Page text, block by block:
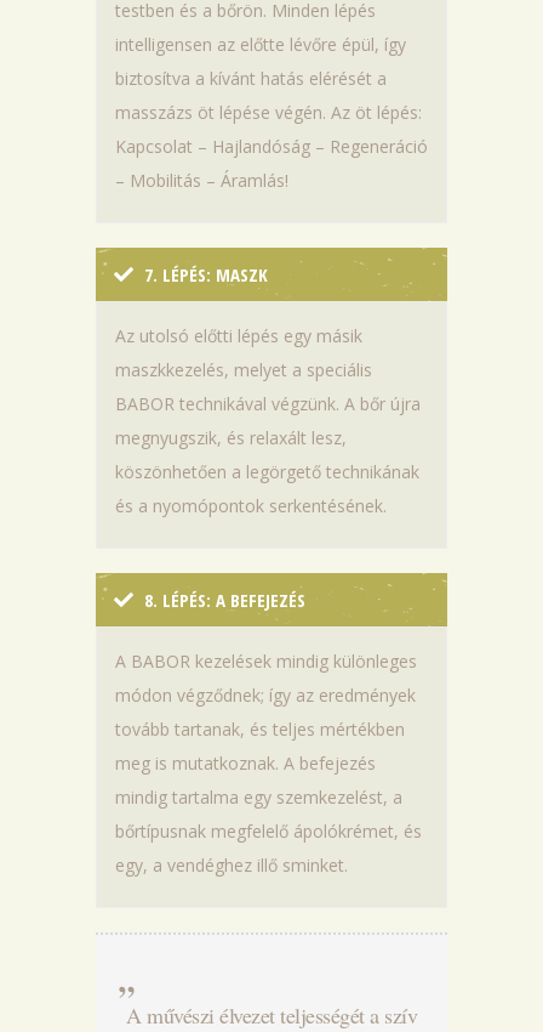
testben és a bőrön. Minden lépés
intelligensen az előtte lévőre épül, így
biztosítva a kívánt hatás elérését a
masszázs öt lépése végén. Az öt lépés:
Kapcsolat – Hajlandóság – Regeneráció
– Mobilitás – Áramlás!
7. LÉPÉS: MASZK
Az utolsó előtti lépés egy másik
maszkkezelés, melyet a speciális
BABOR technikával végzünk. A bőr újra
megnyugszik, és relaxált lesz,
köszönhetően a legörgető technikának
és a nyomópontok serkentésének.
8. LÉPÉS: A BEFEJEZÉS
A BABOR kezelések mindig különleges
módon végződnek; így az eredmények
tovább tartanak, és teljes mértékben
meg is mutatkoznak. A befejezés
mindig tartalma egy szemkezelést, a
bőrtípusnak megfelelő ápolókrémet, és
egy, a vendéghez illő sminket.
A művészi élvezet teljességét a szív